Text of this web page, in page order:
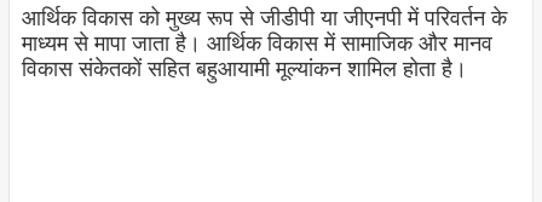
आर्थिक विकास को मुख्य रूप से जीडीपी या जीएनपी में परिवर्तन के
माध्यम से मापा जाता है। आर्थिक विकास में सामाजिक और मानव
विकास संकेतकों सहित बहुआयामी मूल्यांकन शामिल होता है।